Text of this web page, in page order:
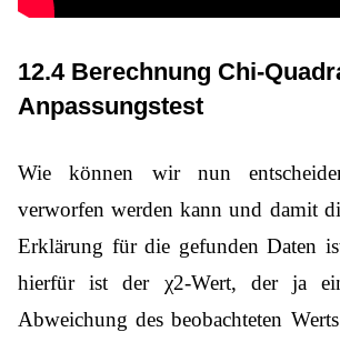
12.4 Berechnung Chi-
Anpassungstest
Wie können wir nun
verworfen werden kann und damit
Erklärung für die gefunden Daten
hierfür ist der χ2-Wert, der ja
Abweichung des beobachteten